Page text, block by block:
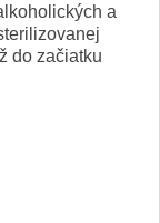
a
do začiatku